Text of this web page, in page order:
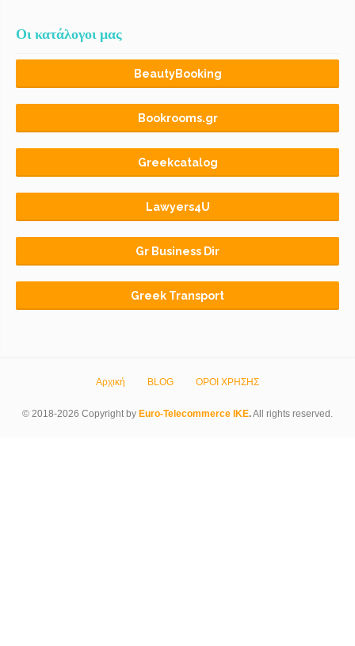
Οι κατάλογοι μας
BeautyBooking
Bookrooms.gr
Greekcatalog
Lawyers4U
Gr Business Dir
Greek Transport
Αρχική BLOG ΟΡΟΙ ΧΡΗΣΗΣ
© 2018-2026 Copyright by Euro-Telecommerce IKE.All rights reserved.